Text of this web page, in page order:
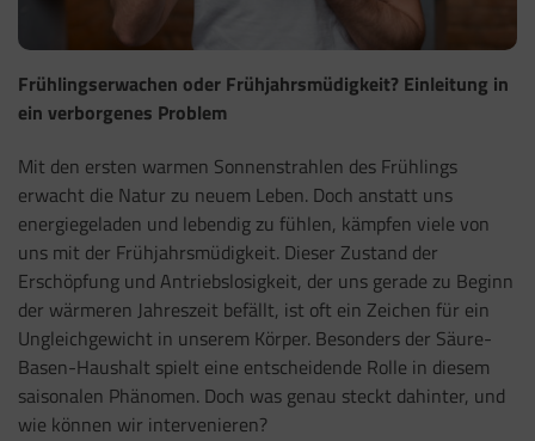
Frühlingserwachen oder Frühjahrsmüdigkeit? Einleitung in
ein verborgenes Problem
Mit den ersten warmen Sonnenstrahlen des Frühlings
erwacht die Natur zu neuem Leben. Doch anstatt uns
energiegeladen und lebendig zu fühlen, kämpfen viele von
uns mit der Frühjahrsmüdigkeit. Dieser Zustand der
Erschöpfung und Antriebslosigkeit, der uns gerade zu Beginn
der wärmeren Jahreszeit befällt, ist oft ein Zeichen für ein
Ungleichgewicht in unserem Körper. Besonders der Säure-
Basen-Haushalt spielt eine entscheidende Rolle in diesem
saisonalen Phänomen. Doch was genau steckt dahinter, und
wie können wir intervenieren?